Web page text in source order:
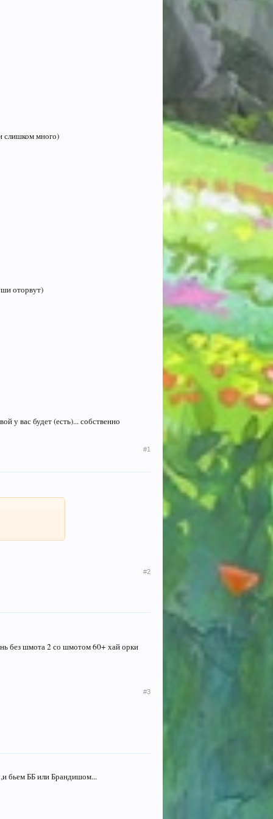
слишком много)
оторвут)
у вас будет (есть)... собственно
#1
#2
без шмота 2 со шмотом 60+ хай орки
#3
бьем ББ или Брандишом...